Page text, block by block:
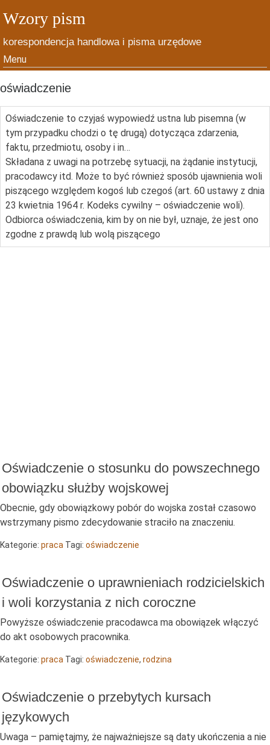
Wzory pism
korespondencja handlowa i pisma urzędowe
Menu
Skip to content
oświadczenie
Oświadczenie to czyjaś wypowiedź ustna lub pisemna (w
tym przypadku chodzi o tę drugą) dotycząca zdarzenia,
faktu, przedmiotu, osoby i in…
Składana z uwagi na potrzebę sytuacji, na żądanie instytucji,
pracodawcy itd. Może to być również sposób ujawnienia woli
piszącego względem kogoś lub czegoś (art. 60 ustawy z dnia
23 kwietnia 1964 r. Kodeks cywilny – oświadczenie woli).
Odbiorca oświadczenia, kim by on nie był, uznaje, że jest ono
zgodne z prawdą lub wolą piszącego
Oświadczenie o stosunku do powszechnego
obowiązku służby wojskowej
Obecnie, gdy obowiązkowy pobór do wojska został czasowo
wstrzymany pismo zdecydowanie straciło na znaczeniu.
Kategorie: praca Tagi: oświadczenie
Oświadczenie o uprawnieniach rodzicielskich
i woli korzystania z nich coroczne
Powyższe oświadczenie pracodawca ma obowiązek włączyć
do akt osobowych pracownika.
Kategorie: praca Tagi: oświadczenie, rodzina
Oświadczenie o przebytych kursach
językowych
Uwaga – pamiętajmy, że najważniejsze są daty ukończenia a nie